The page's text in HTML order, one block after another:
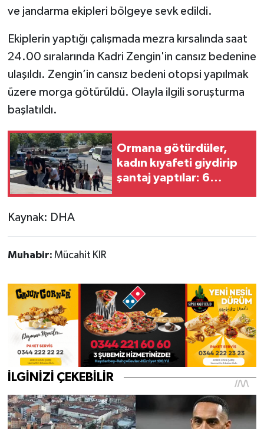
ve jandarma ekipleri bölgeye sevk edildi.
Ekiplerin yaptığı çalışmada mezra kırsalında saat
24.00 sıralarında Kadri Zengin'in cansız bedenine
ulaşıldı. Zengin’in cansız bedeni otopsi yapılmak
üzere morga götürüldü. Olayla ilgili soruşturma
başlatıldı.
Ormana götürdüler,
kadın kıyafeti giydirip
şantaj yaptılar: 6
Kaynak: DHA
Muhabir: Mücahit KIR
Teknoloji
KAHRAMANMARAŞ